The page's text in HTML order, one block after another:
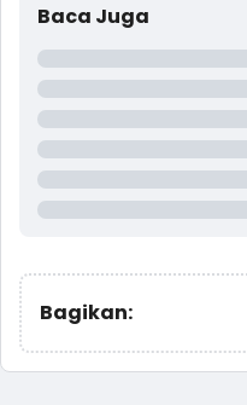
Baca Juga
Bagikan: